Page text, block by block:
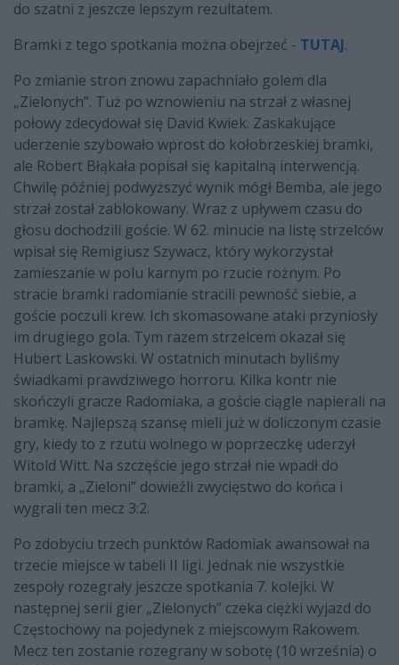
do szatni z jeszcze lepszym rezultatem.
Bramki z tego spotkania można obejrzeć - TUTAJ.
Po zmianie stron znowu zapachniało golem dla
„Zielonych”. Tuż po wznowieniu na strzał z własnej
połowy zdecydował się David Kwiek. Zaskakujące
uderzenie szybowało wprost do kołobrzeskiej bramki,
ale Robert Błąkała popisał się kapitalną interwencją.
Chwilę później podwyższyć wynik mógł Bemba, ale jego
strzał został zablokowany. Wraz z upływem czasu do
głosu dochodzili goście. W 62. minucie na listę strzelców
wpisał się Remigiusz Szywacz, który wykorzystał
zamieszanie w polu karnym po rzucie rożnym. Po
stracie bramki radomianie stracili pewność siebie, a
goście poczuli krew. Ich skomasowane ataki przyniosły
im drugiego gola. Tym razem strzelcem okazał się
Hubert Laskowski. W ostatnich minutach byliśmy
świadkami prawdziwego horroru. Kilka kontr nie
skończyli gracze Radomiaka, a goście ciągle napierali na
bramkę. Najlepszą szansę mieli już w doliczonym czasie
gry, kiedy to z rzutu wolnego w poprzeczkę uderzył
Witold Witt. Na szczęście jego strzał nie wpadł do
bramki, a „Zieloni” dowieźli zwycięstwo do końca i
wygrali ten mecz 3:2.
Po zdobyciu trzech punktów Radomiak awansował na
trzecie miejsce w tabeli II ligi. Jednak nie wszystkie
zespoły rozegrały jeszcze spotkania 7. kolejki. W
następnej serii gier „Zielonych” czeka ciężki wyjazd do
Częstochowy na pojedynek z miejscowym Rakowem.
Mecz ten zostanie rozegrany w sobotę (10 września) o